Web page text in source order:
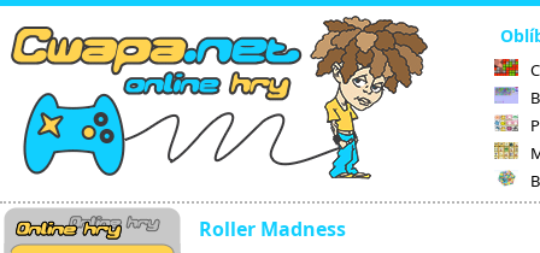
Roller Madness